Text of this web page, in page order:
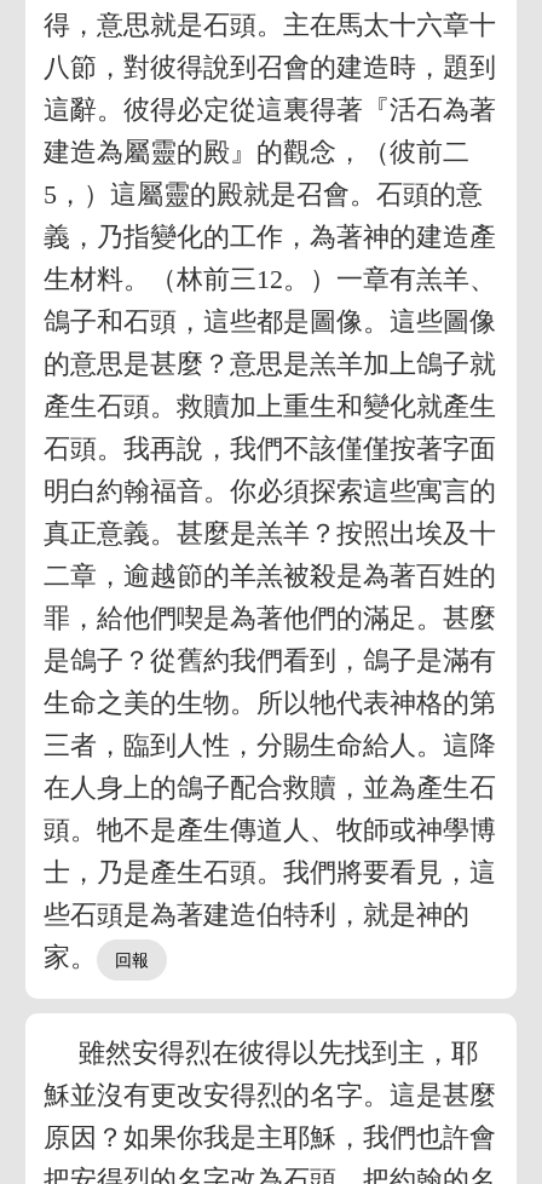
得，意思就是石頭。主在馬太十六章十
八節，對彼得說到召會的建造時，題到
這辭。彼得必定從這裏得著『活石為著
建造為屬靈的殿』的觀念，（彼前二
5，）這屬靈的殿就是召會。石頭的意
義，乃指變化的工作，為著神的建造產
生材料。（林前三12。）一章有羔羊、
鴿子和石頭，這些都是圖像。這些圖像
的意思是甚麼？意思是羔羊加上鴿子就
產生石頭。救贖加上重生和變化就產生
石頭。我再說，我們不該僅僅按著字面
明白約翰福音。你必須探索這些寓言的
真正意義。甚麼是羔羊？按照出埃及十
二章，逾越節的羊羔被殺是為著百姓的
罪，給他們喫是為著他們的滿足。甚麼
是鴿子？從舊約我們看到，鴿子是滿有
生命之美的生物。所以牠代表神格的第
三者，臨到人性，分賜生命給人。這降
在人身上的鴿子配合救贖，並為產生石
頭。牠不是產生傳道人、牧師或神學博
士，乃是產生石頭。我們將要看見，這
些石頭是為著建造伯特利，就是神的
家。
雖然安得烈在彼得以先找到主，耶
穌並沒有更改安得烈的名字。這是甚麼
原因？如果你我是主耶穌，我們也許會